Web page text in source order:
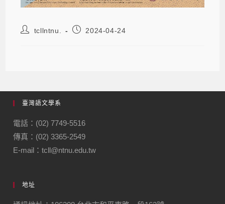
tcllntnu. 2024-04-24
臺灣語文學系
電話：(02) 7749-5516
傳真：(02) 3365-2549
E-mail：tcll@ntnu.edu.tw
地址